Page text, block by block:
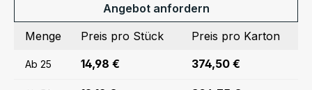
Angebot anfordern
Menge
Preis pro Stück Preis pro Karton
Ab 25 14,98 € 374,50 €